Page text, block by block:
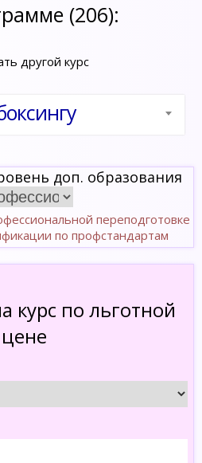
(206):
другой курс
доп. образования
переподготовке
по профстандартам
курс по льготной
цене